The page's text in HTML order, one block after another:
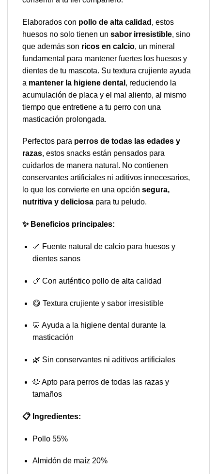
Elaborados con pollo de alta calidad , estos
huesos no solo tienen un sabor irresistible, sino
que además son ricos en calcio, un mineral
fundamental para mantener fuertes los huesos y
dientes de tu mascota. Su textura crujiente ayuda
a mantener la higiene dental , reduciendo la
acumulación de placa y el mal aliento, al mismo
tiempo que entretiene a tu perro con una
masticación prolongada.
Perfectos para perros de todas las edades y
razas, estos snacks están pensados para
cuidarlos de manera natural. No contienen
conservantes artificiales ni aditivos innecesarios,
lo que los convierte en una opción segura,
nutritiva y deliciosa para tu peludo.
✨ Beneficios principales:
🦴 Fuente natural de calcio para huesos y
dientes sanos
🍗 Con auténtico pollo de alta calidad
😋 Textura crujiente y sabor irresistible
🦷 Ayuda a la higiene dental durante la
masticación
🌿 Sin conservantes ni aditivos artificiales
🐶 Apto para perros de todas las razas y
tamaños
📋 Ingredientes:
Pollo 55%
Almidón de maíz 20%